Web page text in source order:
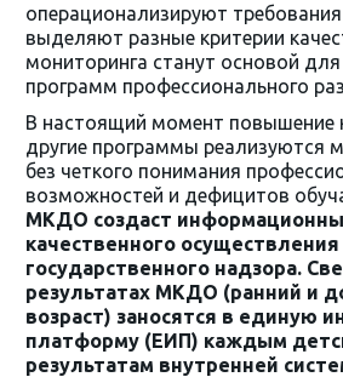
операционализируют
выделяют разные критерии
мониторинга станут основой
программ профессионального
В настоящий момент повышение
другие программы реализуются
без четкого понимания
возможностей и дефицитов
МКДО создаст
качественного осуществления
государственного надзора.
результатах МКДО (ранний и
возраст) заносятся в единую
платформу (ЕИП) каждым
результатам внутренней